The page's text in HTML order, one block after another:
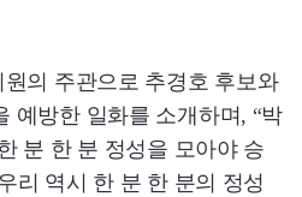
의 주관으로 추경호 후보와
예방한 일화를 소개하며, “박
분 한 분 정성을 모아야 승
리 역시 한 분 한 분의 정성